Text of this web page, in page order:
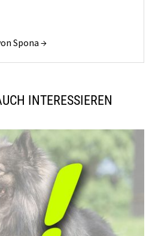
Spona →
INTERESSIEREN